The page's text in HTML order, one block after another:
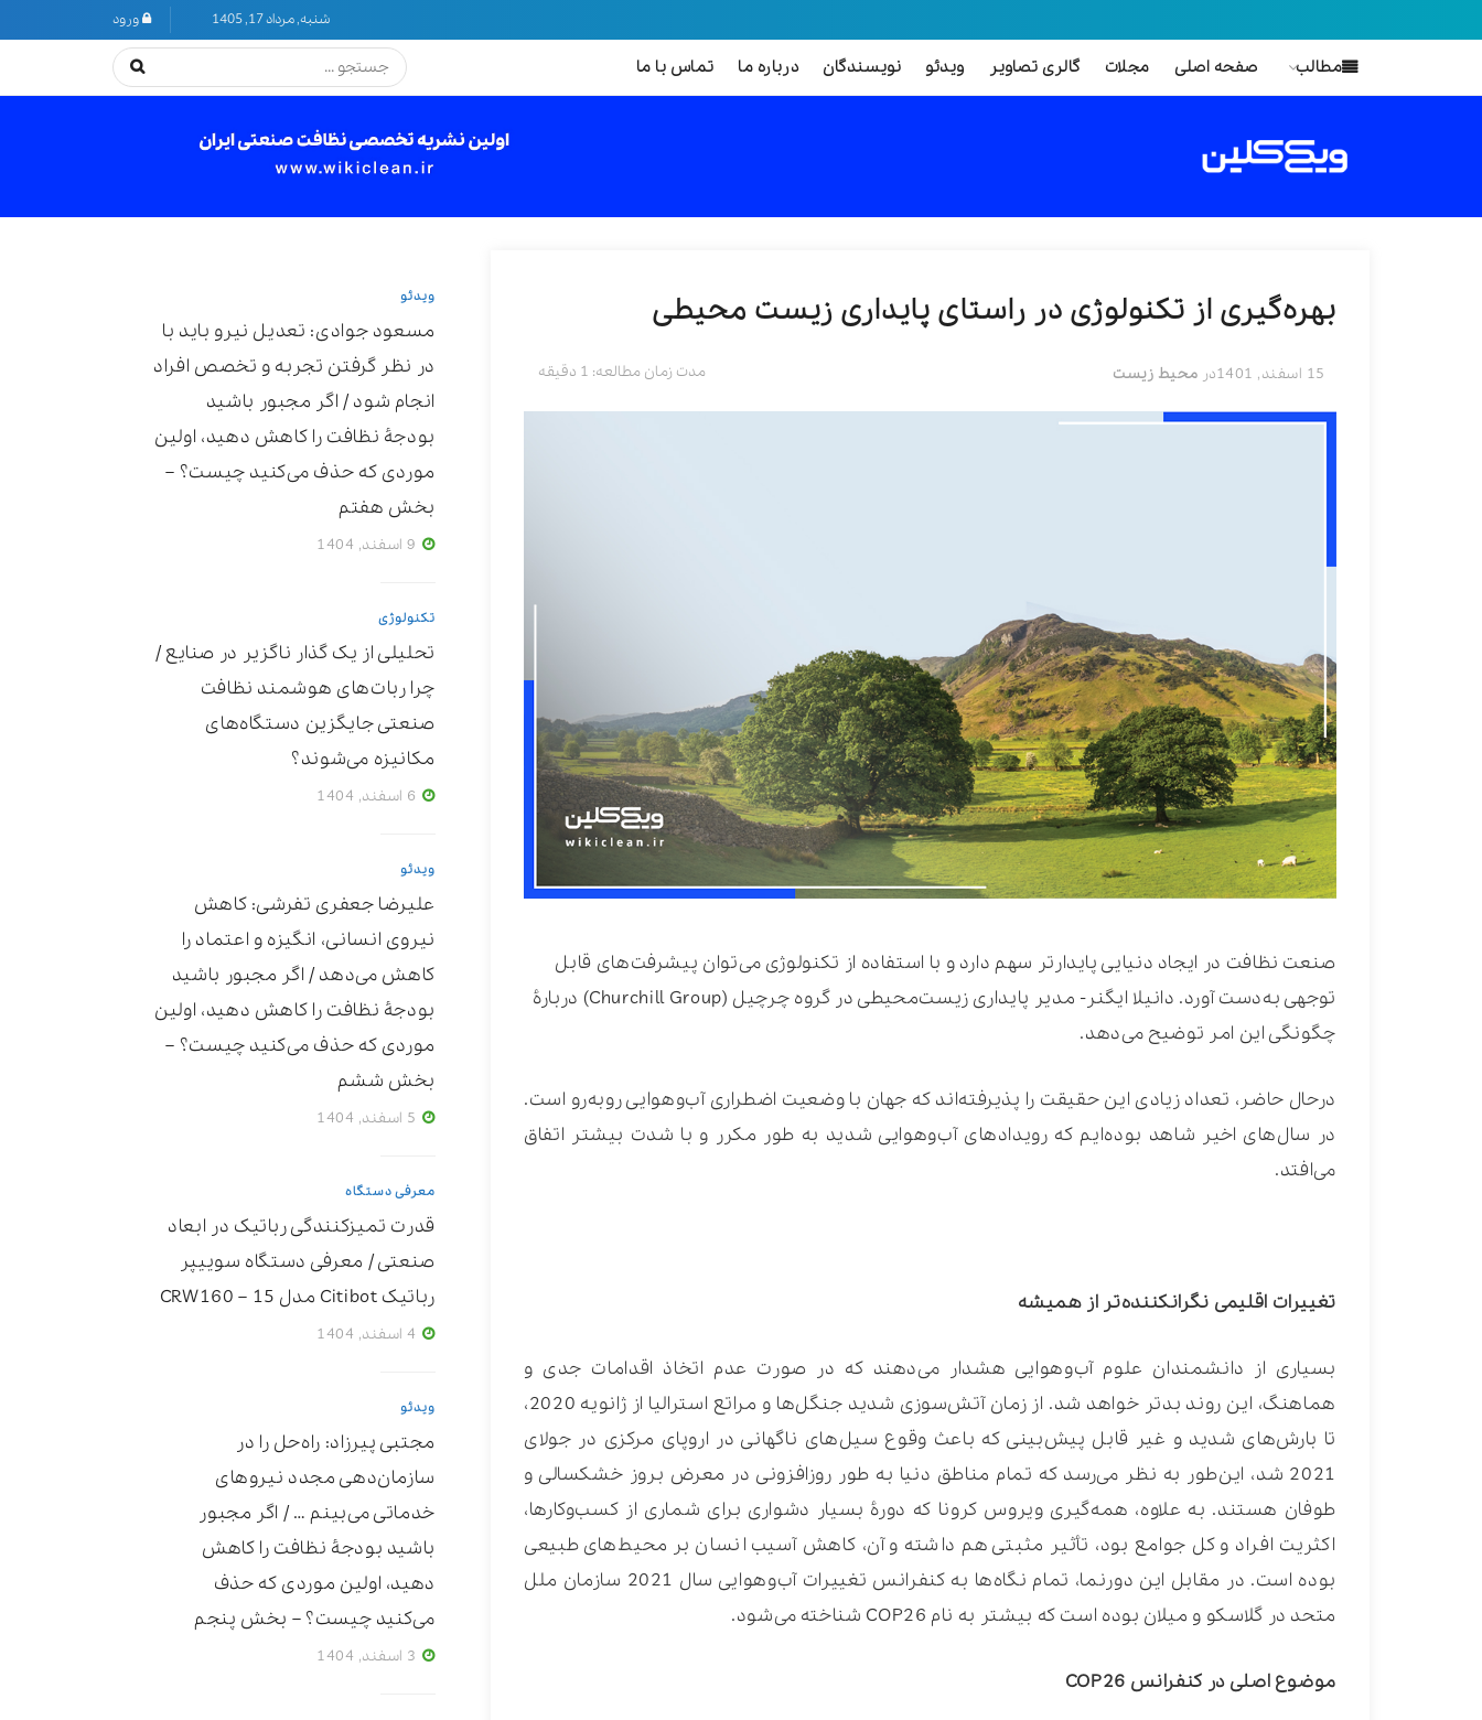
شنبه, مرداد 17, 1405 ورود
مطالب صفحه اصلی مجلات گالری تصاویر ویدئو نویسندگان درباره ما تماس با ما
بهره‌گیری از تکنولوژی در راستای پایداری زیست محیطی
مدت زمان مطالعه: 1 دقیقه 15 اسفند, 1401 در محیط زیست
صنعت نظافت در ایجاد دنیایی پایدارتر سهم دارد و با استفاده از تکنولوژی می‌توان پیشرفت‌های قابل
توجهی به‌دست آورد. دانیلا ایگنر- مدیر پایداری زیست‌محیطی در گروه چرچیل (Churchill Group) دربارۀ
چگونگی این امر توضیح می‌دهد.
درحال حاضر، تعداد زیادی این حقیقت را پذیرفته‌اند که جهان با وضعیت اضطراری آب‌وهوایی روبه‌رو است.
در سال‌های اخیر شاهد بوده‌ایم که رویدادهای آب‌وهوایی شدید به طور مکرر و با شدت بیشتر اتفاق
می‌افتد.
تغییرات اقلیمی نگران‎کننده‌تر از همیشه
بسیاری از دانشمندان علوم آب‌وهوایی هشدار می‌دهند که در صورت عدم اتخاذ اقدامات جدی و
هماهنگ، این روند بدتر خواهد شد. از زمان آتش‌سوزی شدید جنگل‌ها و مراتع استرالیا از ژانویه 2020،
تا بارش‌های شدید و غیر قابل پیش‌بینی که باعث وقوع سیل‌های ناگهانی در اروپای مرکزی در جولای
2021 شد، این‌طور به نظر می‌رسد که تمام مناطق دنیا به طور روزافزونی در معرض بروز خشکسالی و
طوفان هستند. به علاوه، همه‌گیری ویروس کرونا که دورۀ بسیار دشواری برای شماری از کسب‌وکارها،
اکثریت افراد و کل جوامع بود، تأثیر مثبتی هم داشته و آن، کاهش آسیب انسان‌ بر محیط‌های طبیعی
بوده است. در مقابل این دورنما، تمام نگاه‌ها به کنفرانس تغییرات آب‌وهوایی سال 2021 سازمان ملل
متحد در گلاسکو و میلان بوده است که بیشتر به نام COP26 شناخته می‌شود.
موضوع اصلی در کنفرانس COP26
ویدئو
مسعود جوادی: تعدیل نیرو باید با
در نظر گرفتن تجربه و تخصص افراد
انجام شود / اگر مجبور باشید
بودجۀ نظافت را کاهش دهید، اولین
موردی که حذف می‌کنید چیست؟ –
بخش هفتم
تکنولوژی
تحلیلی از یک گذار ناگزیر در صنایع /
چرا ربات‌های هوشمند نظافت
صنعتی جایگزین دستگاه‌های
مکانیزه می‌شوند؟
ویدئو
علیرضا جعفری تفرشی: کاهش
نیروی انسانی، انگیزه و اعتماد را
کاهش می‌دهد / اگر مجبور باشید
بودجۀ نظافت را کاهش دهید، اولین
موردی که حذف می‌کنید چیست؟ –
بخش ششم
معرفی دستگاه
قدرت تمیزکنندگی رباتیک در ابعاد
صنعتی / معرفی دستگاه سوییپر
رباتیک Citibot مدل CRW160 – 15
ویدئو
مجتبی پیرزاد: راه‌حل را در
سازمان‌دهی مجدد نیروهای
خدماتی می‌بینم … / اگر مجبور
باشید بودجۀ نظافت را کاهش
دهید، اولین موردی که حذف
می‌کنید چیست؟ – بخش پنجم